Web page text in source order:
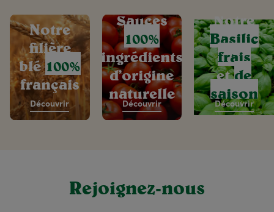
Notre
filière
blé100%
français
Découvrir
Sauces
100%
ingrédients
d’origine
naturelle
Découvrir
Notre
Basilic
frais
etde
saison
Découvrir
Rejoignez-nous